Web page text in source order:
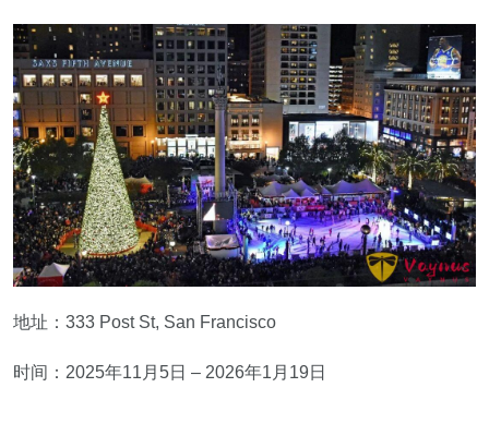
地址：333 Post St, San Francisco
时间：2025年11月5日 – 2026年1月19日